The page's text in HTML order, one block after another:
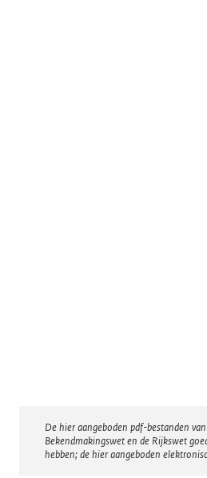
Disclaimer
De hier aangeboden pdf-bestanden
Bekendmakingswet en de Rijkswet
hebben; de hier aangeboden